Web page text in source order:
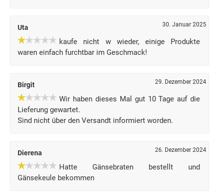
Uta 30. Januar 2025
kaufe nicht w wieder, einige Produkte
waren einfach furchtbar im Geschmack!
Birgit 29. Dezember 2024
Wir haben dieses Mal gut 10 Tage auf die
Lieferung gewartet.
Sind nicht über den Versandt informiert worden.
Dierena 26. Dezember 2024
Hatte Gänsebraten bestellt und
Gänsekeule bekommen